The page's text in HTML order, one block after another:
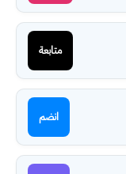
متابعة
انضم